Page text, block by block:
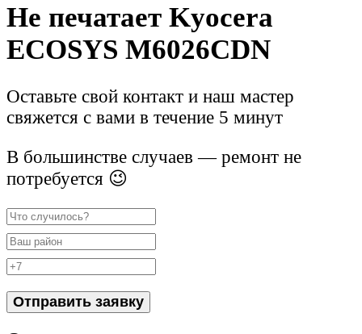
Не печатает Kyocera
ECOSYS M6026CDN
Оставьте свой контакт и наш мастер
свяжется с вами в течение 5 минут
В большинстве случаев — ремонт не
потребуется 😉
Отправить заявку